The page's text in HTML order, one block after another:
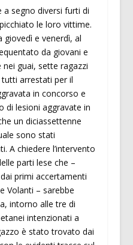
segno diversi furti di
le loro vittime.
giovedì e venerdì, al
da giovani e
guai, sette ragazzi
arrestati per il
in concorso e
di lesioni aggravate in
un diciassettenne
sono stati
A chiedere l’intervento
parti lese che –
primi accertamenti
Volanti – sarebbe
intorno alle tre di
intenzionati a
è stato trovato dai